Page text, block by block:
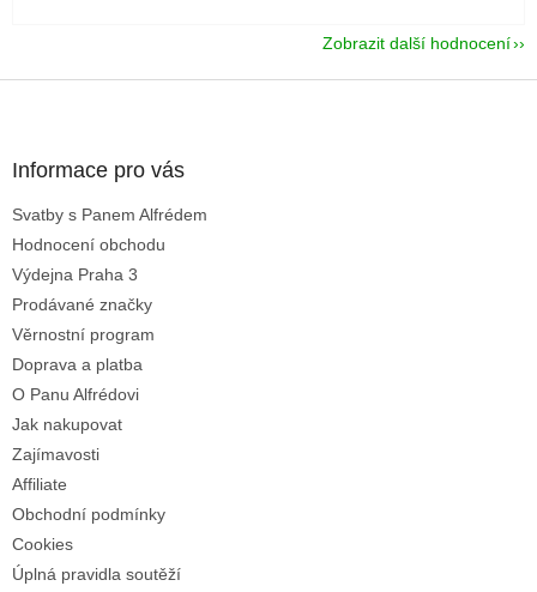
Zobrazit další hodnocení
Informace pro vás
Svatby s Panem Alfrédem
Hodnocení obchodu
Výdejna Praha 3
Prodávané značky
Věrnostní program
Doprava a platba
O Panu Alfrédovi
Jak nakupovat
Zajímavosti
Affiliate
Obchodní podmínky
Cookies
Úplná pravidla soutěží